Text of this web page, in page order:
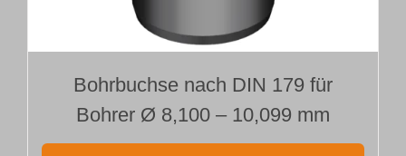
Bohrbuchse nach DIN 179 für
Bohrer Ø 8,100 – 10,099 mm